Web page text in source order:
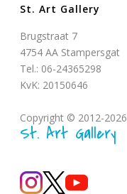
St. Art Gallery
Brugstraat 7
4754 AA Stampersgat
Tel.: 06-24365298
KvK: 20150646
Copyright © 2012-2026
St. Art Gallery